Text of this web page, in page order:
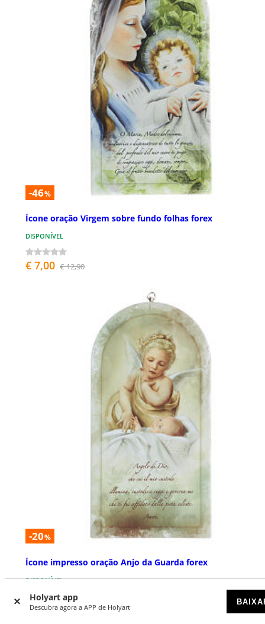
Holyart app
Descubra agora a APP de Holyart
-46%
Ícone oração Virgem sobre fundo folhas forex
DISPONÍVEL
€ 7,00 € 12,90
-20%
Ícone impresso oração Anjo da Guarda forex
DISPONÍVEL
€ 10,32 € 12,90